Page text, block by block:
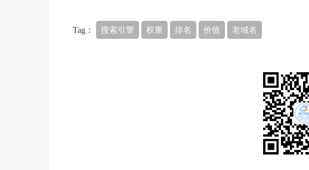
Tag： 搜索引擎 权重 排名 价值 老域名